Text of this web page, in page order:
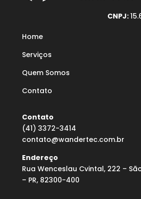
CNPJ:
Home
Serviços
Quem Somos
Contato
Contato
(41) 3372-3414
contato@wandertec.com.br
Endereço
Rua Wenceslau Cvintal, 222 –
– PR, 82300-400